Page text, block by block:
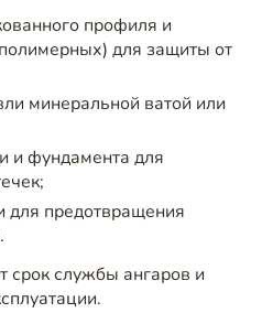
профиля и
для защиты от
минеральной ватой или
и фундамента для
для предотвращения
срок службы ангаров и